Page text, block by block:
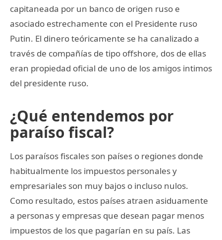
capitaneada por un banco de origen ruso e
asociado estrechamente con el Presidente ruso
Putin. El dinero teóricamente se ha canalizado a
través de compañías de tipo offshore, dos de ellas
eran propiedad oficial de uno de los amigos intimos
del presidente ruso.
¿Qué entendemos por
paraíso fiscal?
Los paraísos fiscales son países o regiones donde
habitualmente los impuestos personales y
empresariales son muy bajos o incluso nulos.
Como resultado, estos países atraen asiduamente
a personas y empresas que desean pagar menos
impuestos de los que pagarían en su país. Las